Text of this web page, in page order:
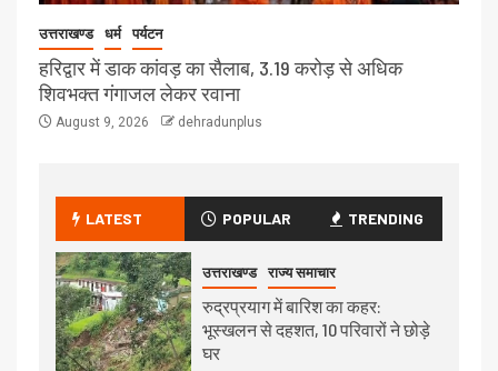
उत्तराखण्ड धर्म पर्यटन
हरिद्वार में डाक कांवड़ का सैलाब, 3.19 करोड़ से अधिक
शिवभक्त गंगाजल लेकर रवाना
August 9, 2026 dehradunplus
LATEST POPULAR TRENDING
उत्तराखण्ड राज्य समाचार
रुद्रप्रयाग में बारिश का कहर:
भूस्खलन से दहशत, 10 परिवारों ने छोड़े
घर